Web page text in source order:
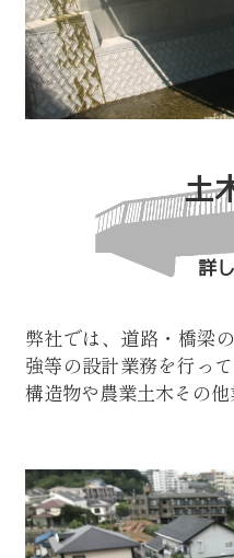
土
詳
弊社では、道路・橋梁
強等の設計業務を行って
構造物や農業土木その他